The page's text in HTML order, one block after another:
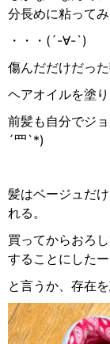
分長めに粘ってみ
・・・ (´-∀-`)
傷んだだけだった
ヘアオイルを塗
前髪も自分でジ
´罒`*)
髪はベージュだ
れる。
買ってからおろ
することにした
と言うか、存在